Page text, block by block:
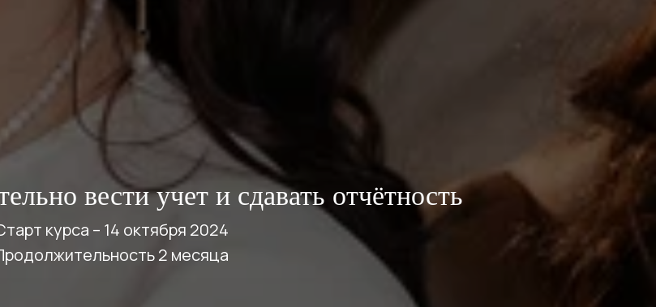
вести учет и сдавать отчётность
курса – 14 октября 2024
2 месяца